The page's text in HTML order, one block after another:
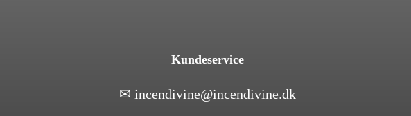
Kundeservice
✉ incendivine@incendivine.dk